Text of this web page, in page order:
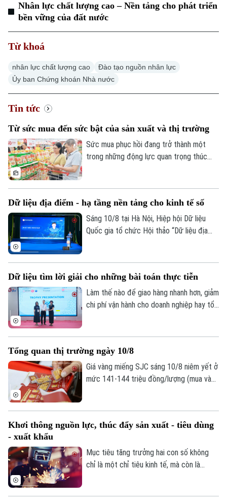
Chuyên mục
Thời sự
Hà Nội
Chính trị
Xã hội
Hà Nội
Nhịp sống Hà Nội
Người Hà Nội
Thế giới
Tin tức
Kinh tế
Nhân lực chất lượng cao – Nền tảng cho phát triển
bền vững của đất nước
Từ khoá
nhân lực chất lượng cao
Đào tạo nguồn nhân lực
Ủy ban Chứng khoán Nhà nước
Tin tức
Từ sức mua đến sức bật của sản xuất và thị trường
Sức mua phục hồi đang trở thành một
trong những động lực quan trọng thúc
và những thay đổi trong nhu cầu tiêu dùng
đang mở ra thêm dư địa cho thị trường
bán lẻ.
Dữ liệu địa điểm - hạ tầng nền tảng cho kinh tế số
Sáng 10/8 tại Hà Nội, Hiệp hội Dữ liệu
Quốc gia tổ chức Hội thảo “Dữ liệu địa
lược của Việt Nam, trong bối cảnh Việt
Nam đang triển khai Luật Dữ liệu, xây
dựng hạ tầng dữ liệu quốc gia và từng
Dữ liệu tìm lời giải cho những bài toán thực tiễn
Làm thế nào để giao hàng nhanh hơn, giảm
chi phí vận hành cho doanh nghiệp hay tổ
hóa và phân tích dữ liệu, giúp tìm ra
phương án phù hợp nhất trong rất nhiều
khả năng khác nhau.
Tổng quan thị trường ngày 10/8
Giá vàng miếng SJC sáng 10/8 niêm yết ở
mức 141-144 triệu đồng/lượng (mua vào
Khơi thông nguồn lực, thúc đẩy sản xuất - tiêu dùng
- xuất khẩu
Mục tiêu tăng trưởng hai con số không
chỉ là một chỉ tiêu kinh tế, mà còn là